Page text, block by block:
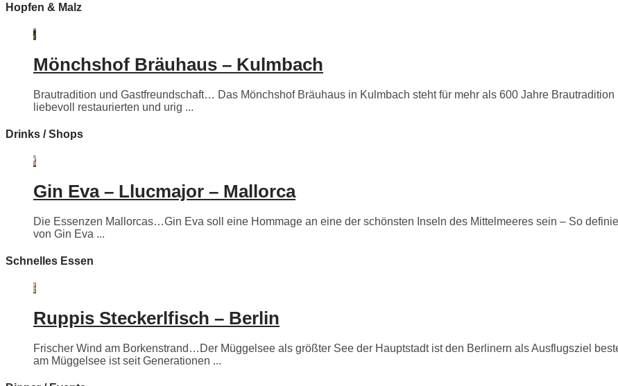
Hopfen & Malz
Mönchshof Bräuhaus – Kulmbach
Brautradition und Gastfreundschaft… Das Mönchshof Bräuhaus in Kulmbach steht für mehr als 600 Jahre
liebevoll restaurierten und urig ...
Drinks / Shops
Gin Eva – Llucmajor – Mallorca
Die Essenzen Mallorcas…Gin Eva soll eine Hommage an eine der schönsten Inseln des Mittelmeeres sein – So
von Gin Eva ...
Schnelles Essen
Ruppis Steckerlfisch – Berlin
Frischer Wind am Borkenstrand…Der Müggelsee als größter See der Hauptstadt ist den Berlinern als Ausflugsziel
am Müggelsee ist seit Generationen ...